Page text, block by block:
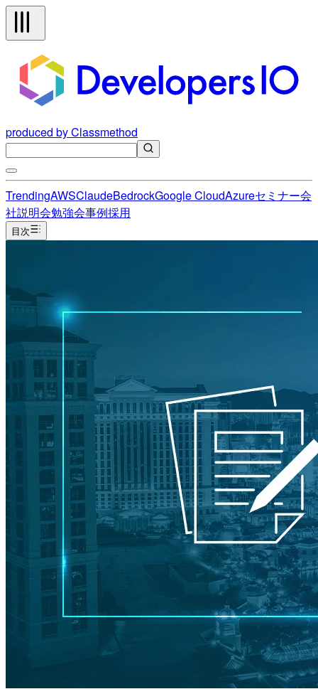
produced by Classmethod
TrendingAWSClaudeBedrockGoogle CloudAzureセミナー会
社説明会勉強会事例採用
目次